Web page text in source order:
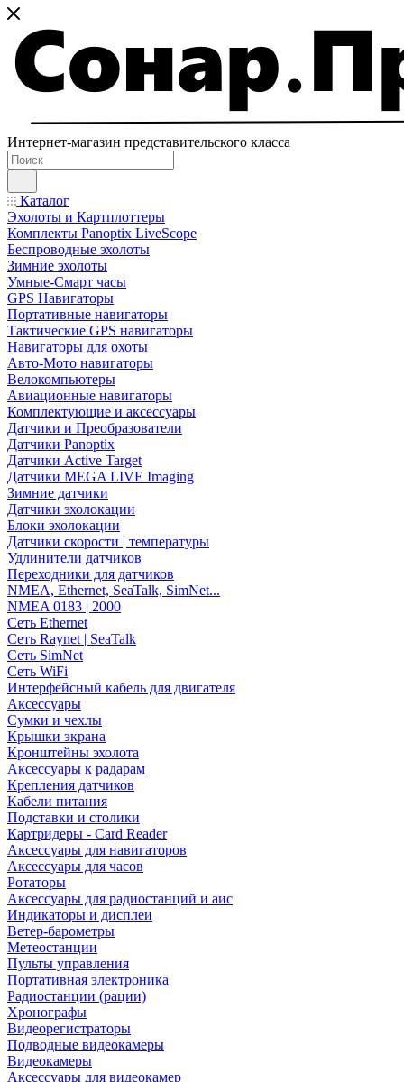
Интернет-магазин представительского класса
Каталог
Эхолоты и Картплоттеры
Комплекты Panoptix LiveScope
Беспроводные эхолоты
Зимние эхолоты
Умные-Смарт часы
GPS Навигаторы
Портативные навигаторы
Тактические GPS навигаторы
Навигаторы для охоты
Авто-Мото навигаторы
Велокомпьютеры
Авиационные навигаторы
Комплектующие и аксессуары
Датчики и Преобразователи
Датчики Panoptix
Датчики Active Target
Датчики MEGA LIVE Imaging
Зимние датчики
Датчики эхолокации
Блоки эхолокации
Датчики скорости | температуры
Удлинители датчиков
Переходники для датчиков
NMEA, Ethernet, SeaTalk, SimNet...
NMEA 0183 | 2000
Сеть Ethernet
Сеть Raynet | SeaTalk
Сеть SimNet
Сеть WiFi
Интерфейсный кабель для двигателя
Аксессуары
Сумки и чехлы
Крышки экрана
Кронштейны эхолота
Аксессуары к радарам
Крепления датчиков
Кабели питания
Подставки и столики
Картридеры - Card Reader
Аксессуары для навигаторов
Аксессуары для часов
Ротаторы
Аксессуары для радиостанций и аис
Индикаторы и дисплеи
Ветер-барометры
Метеостанции
Пульты управления
Портативная электроника
Радиостанции (рации)
Хронографы
Видеорегистраторы
Подводные видеокамеры
Видеокамеры
Аксессуары для видеокамер